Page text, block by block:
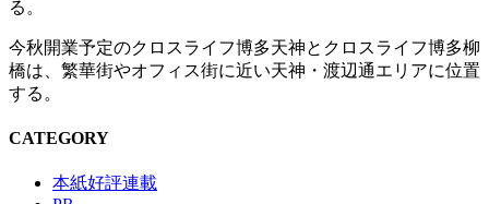
る。
今秋開業予定のクロスライフ博多天神とクロスライフ博多柳
橋は、繁華街やオフィス街に近い天神・渡辺通エリアに位置
する。
CATEGORY
本紙好評連載